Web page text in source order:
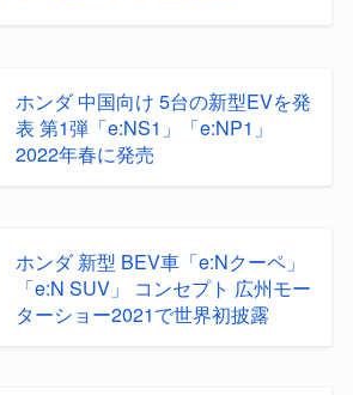
ホンダ 中国向け 5台の新型EVを発
表 第1弾「e:NS1」「e:NP1」
2022年春に発売
ホンダ 新型 BEV車「e:Nクーペ」
「e:N SUV」 コンセプト 広州モー
ターショー2021で世界初披露